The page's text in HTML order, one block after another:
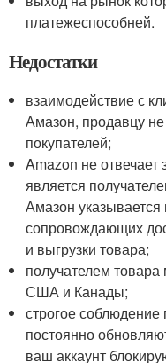
платежеспособней.
Недостатки
взаимодействие с
Амазон, продавцу
покупателей;
Amazon не
является
Амазон указывается
сопровождающих
и выгрузки товара;
получателем товара
США и Канады;
строгое
постоянно
ваш аккаунт